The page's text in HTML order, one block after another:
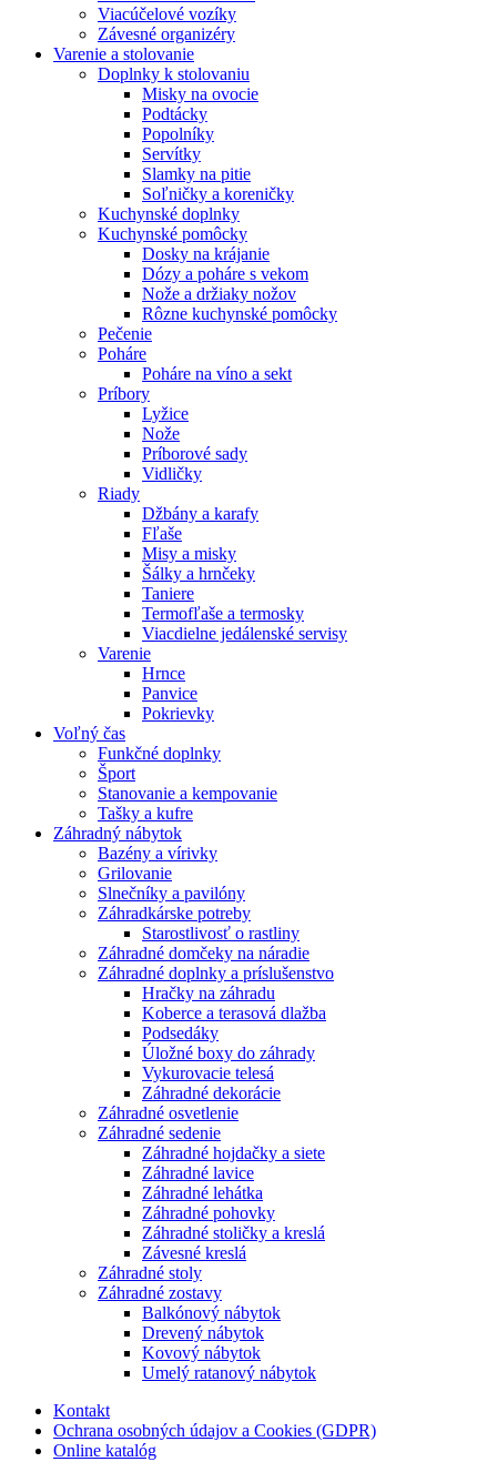
Viacúčelové vozíky
Závesné organizéry
Varenie a stolovanie
Doplnky k stolovaniu
Misky na ovocie
Podtácky
Popolníky
Servítky
Slamky na pitie
Soľničky a koreničky
Kuchynské doplnky
Kuchynské pomôcky
Dosky na krájanie
Dózy a poháre s vekom
Nože a držiaky nožov
Rôzne kuchynské pomôcky
Pečenie
Poháre
Poháre na víno a sekt
Príbory
Lyžice
Nože
Príborové sady
Vidličky
Riady
Džbány a karafy
Fľaše
Misy a misky
Šálky a hrnčeky
Taniere
Termofľaše a termosky
Viacdielne jedálenské servisy
Varenie
Hrnce
Panvice
Pokrievky
Voľný čas
Funkčné doplnky
Šport
Stanovanie a kempovanie
Tašky a kufre
Záhradný nábytok
Bazény a vírivky
Grilovanie
Slnečníky a pavilóny
Záhradkárske potreby
Starostlivosť o rastliny
Záhradné domčeky na náradie
Záhradné doplnky a príslušenstvo
Hračky na záhradu
Koberce a terasová dlažba
Podsedáky
Úložné boxy do záhrady
Vykurovacie telesá
Záhradné dekorácie
Záhradné osvetlenie
Záhradné sedenie
Záhradné hojdačky a siete
Záhradné lavice
Záhradné lehátka
Záhradné pohovky
Záhradné stoličky a kreslá
Závesné kreslá
Záhradné stoly
Záhradné zostavy
Balkónový nábytok
Drevený nábytok
Kovový nábytok
Umelý ratanový nábytok
Kontakt
Ochrana osobných údajov a Cookies (GDPR)
Online katalóg